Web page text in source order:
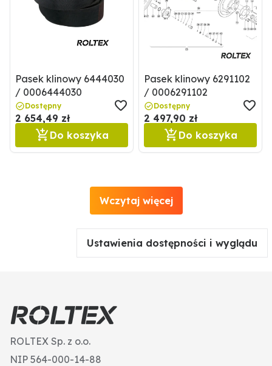
Pasek klinowy 6444030
/ 0006444030
Dostępny
2 654,49 zł
Do koszyka
Pasek klinowy 6291102
/ 0006291102
Dostępny
2 497,90 zł
Do koszyka
Wczytaj więcej
Ustawienia dostępności i wyglądu
ROLTEX Sp. z o.o.
NIP 564-000-14-88